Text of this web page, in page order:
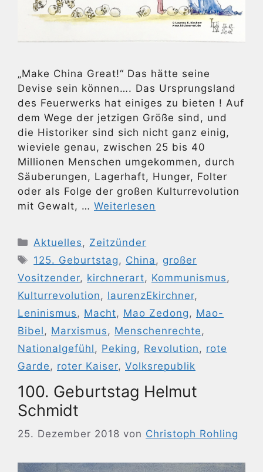
„Make China Great!“ Das hätte seine
Devise sein können…. Das Ursprungsland
des Feuerwerks hat einiges zu bieten ! Auf
dem Wege der jetzigen Größe sind, und
die Historiker sind sich nicht ganz einig,
wieviele genau, zwischen 25 bis 40
Millionen Menschen umgekommen, durch
Säuberungen, Lagerhaft, Hunger, Folter
oder als Folge der großen Kulturrevolution
mit Gewalt, … Weiterlesen
Kategorien
Aktuelles , Zeitzünder
Schlagwörter
125. Geburtstag , China , großer
Vositzender, kirchnerart, Kommunismus ,
Kulturrevolution , laurenzEkirchner,
Leninismus , Macht, Mao Zedong , Mao-
Bibel , Marxismus , Menschenrechte ,
Nationalgefühl , Peking , Revolution , rote
Garde , roter Kaiser, Volksrepublik
100. Geburtstag Helmut
Schmidt
25. Dezember 2018 von Christoph Rohling